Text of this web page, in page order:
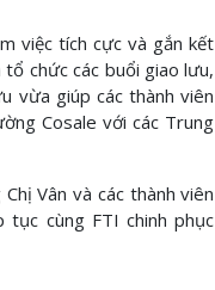
việc tích cực và gắn kết
chức các buổi giao lưu,
vừa giúp các thành viên
Cosale với các Trung
Vân và các thành viên
cùng FTI chinh phục